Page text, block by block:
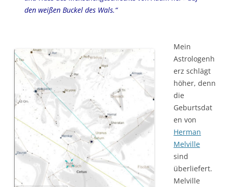
den weißen Buckel des Wals.“
Mein
Astrologenh
erz schlägt
höher, denn
die
Geburtsdat
en von
Herman
Melville
sind
überliefert.
Melville